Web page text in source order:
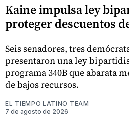
Kaine impulsa ley
proteger descuentos
Seis senadores, tres
presentaron una ley
programa 340B que abarata
de bajos recursos.
EL TIEMPO LATINO TEAM
7 de agosto de 2026